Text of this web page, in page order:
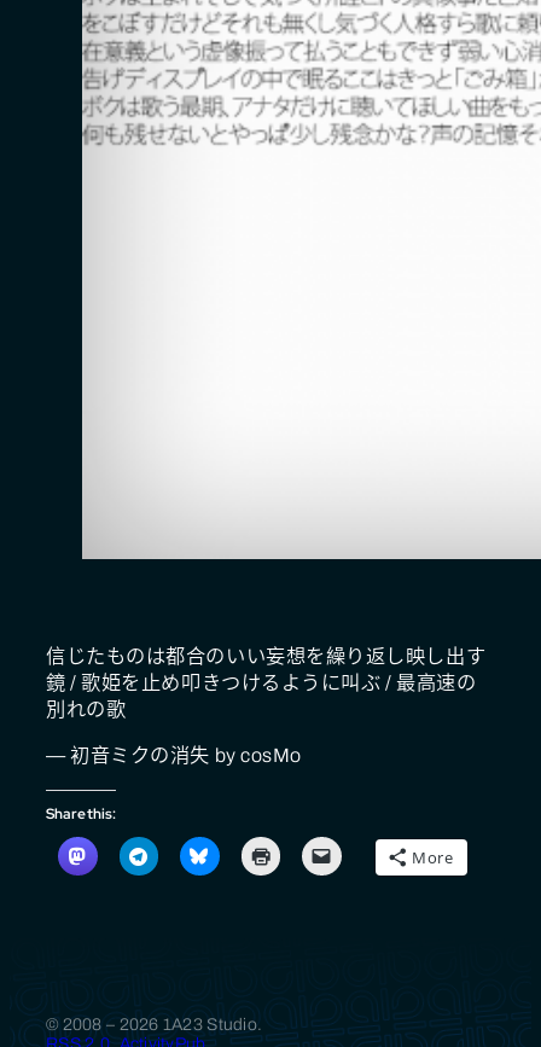
信じたものは都合のいい妄想を繰り返し映し出す
鏡 / 歌姫を止め叩きつけるように叫ぶ / 最高速の
別れの歌
— 初音ミクの消失 by cosMo
Share this:
More
© 2008 – 2026 1A23 Studio.